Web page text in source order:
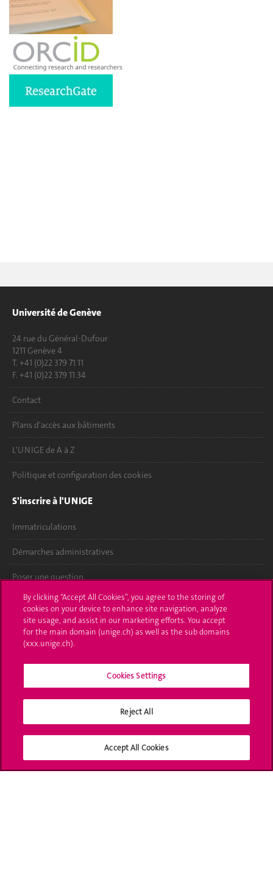
Université de Genève
24 rue du Général-Dufour
1211 Genève 4
T. +41 (0)22 379 71 11
F. +41 (0)22 379 11 34
Contact
Plans d'accès aux bâtiments
L'UNIGE de A à Z
Politique et configuration des cookies
S'inscrire à l'UNIGE
Immatriculations
Démarches administratives
Poser une question
L'UNIGE vous informe
UNIGE Mobile
Bibliothèque
Médias sociaux UNIGE
By clicking “Accept All Cookies”, you agree to the storing of
cookies on your device to enhance site navigation, analyze
site usage, and assist in our marketing efforts. You accept
for the main domain (unige.ch) as well as the sub domains
(xxx.unige.ch).
Cookies Settings
Reject All
Accept All Cookies